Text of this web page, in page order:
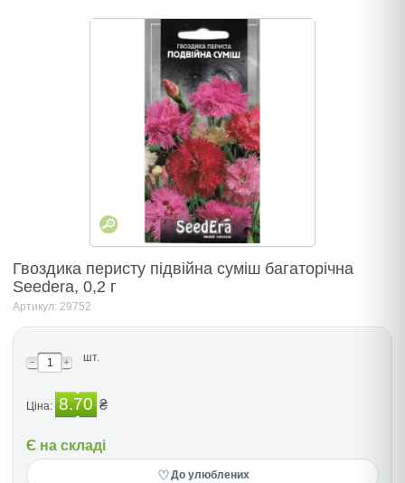
Гвоздика перисту підвійна суміш багаторічна
Seedera, 0,2 г
Артикул: 29752
шт.
Ціна: 8.70 ₴
Є на складі
♡До улюблених